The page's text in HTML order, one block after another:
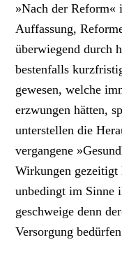
»Nach der Reform«
Auffassung,
überwiegend durch
bestenfalls
gewesen, welche
erzwungen hätten,
unterstellen die
vergangene
Wirkungen gezeitigt
unbedingt im Sinne
geschweige denn
Versorgung